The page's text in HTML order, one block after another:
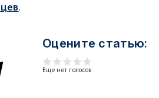
.
Оцените статью:
Еще нет голосов